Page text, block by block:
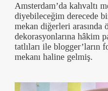
Amsterdam’da kahvaltı
diyebileceğim derecede
mekan diğerleri arasında
dekorasyonlarına hâkim
tatlıları ile blogger’ların
mekanı haline gelmiş.